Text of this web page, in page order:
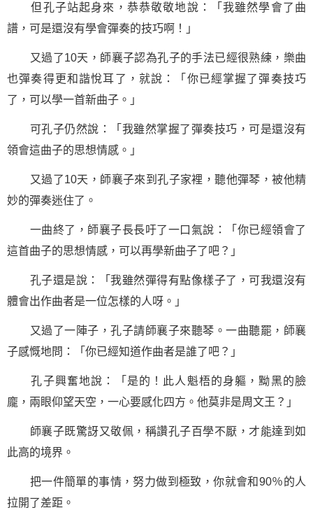
但孔子站起身來，恭恭敬敬地說：「我雖然學會了曲
譜，可是還沒有學會彈奏的技巧啊！」
又過了10天，師襄子認為孔子的手法已經很熟練，樂曲
也彈奏得更和諧悅耳了，就說：「你已經掌握了彈奏技巧
了，可以學一首新曲子。」
可孔子仍然說：「我雖然掌握了彈奏技巧，可是還沒有
領會這曲子的思想情感。」
又過了10天，師襄子來到孔子家裡，聽他彈琴，被他精
妙的彈奏迷住了。
一曲終了，師襄子長長吁了一口氣說：「你已經領會了
這首曲子的思想情感，可以再學新曲子了吧？」
孔子還是說：「我雖然彈得有點像樣子了，可我還沒有
體會出作曲者是一位怎樣的人呀。」
又過了一陣子，孔子請師襄子來聽琴。一曲聽罷，師襄
子感慨地問：「你已經知道作曲者是誰了吧？」
孔子興奮地說：「是的！此人魁梧的身軀，黝黑的臉
龐，兩眼仰望天空，一心要感化四方。他莫非是周文王？」
師襄子既驚訝又敬佩，稱讚孔子百學不厭，才能達到如
此高的境界。
把一件簡單的事情，努力做到極致，你就會和90％的人
拉開了差距。